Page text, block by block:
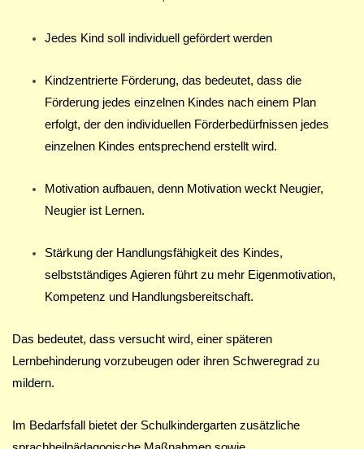
Jedes Kind soll individuell gefördert werden
Kindzentrierte Förderung, das bedeutet, dass die
Förderung jedes einzelnen Kindes nach einem Plan
erfolgt, der den individuellen Förderbedürfnissen jedes
einzelnen Kindes entsprechend erstellt wird.
Motivation aufbauen, denn Motivation weckt Neugier,
Neugier ist Lernen.
Stärkung der Handlungsfähigkeit des Kindes,
selbstständiges Agieren führt zu mehr Eigenmotivation,
Kompetenz und Handlungsbereitschaft.
Das bedeutet, dass versucht wird, einer späteren
Lernbehinderung vorzubeugen oder ihren Schweregrad zu
mildern.
Im Bedarfsfall bietet der Schulkindergarten zusätzliche